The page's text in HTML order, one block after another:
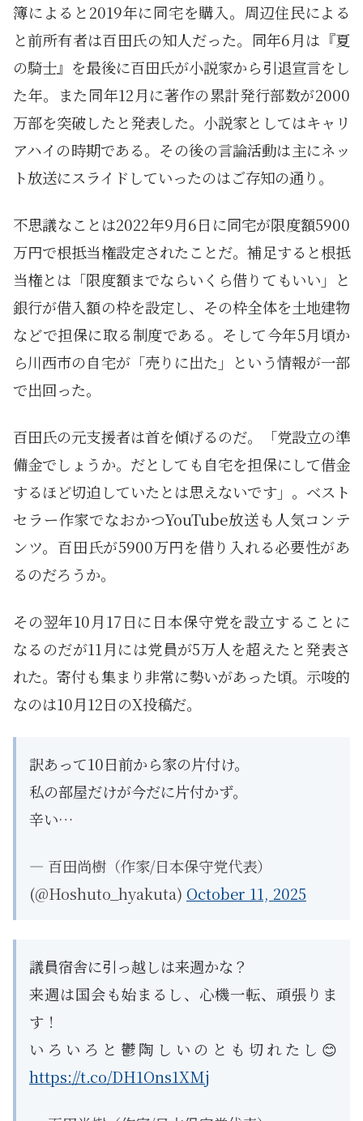
簿によると2019年に同宅を購入。周辺住民による
と前所有者は百田氏の知人だった。同年6月は『夏
の騎士』を最後に百田氏が小説家から引退宣言をし
た年。また同年12月に著作の累計発行部数が2000
万部を突破したと発表した。小説家としてはキャリ
アハイの時期である。その後の言論活動は主にネッ
ト放送にスライドしていったのはご存知の通り。
不思議なことは2022年9月6日に同宅が限度額5900
万円で根抵当権設定されたことだ。補足すると根抵
当権とは「限度額までならいくら借りてもいい」と
銀行が借入額の枠を設定し、その枠全体を土地建物
などで担保に取る制度である。そして今年5月頃か
ら川西市の自宅が「売りに出た」という情報が一部
で出回った。
百田氏の元支援者は首を傾げるのだ。「党設立の準
備金でしょうか。だとしても自宅を担保にして借金
するほど切迫していたとは思えないです」。ベスト
セラー作家でなおかつYouTube放送も人気コンテ
ンツ。百田氏が5900万円を借り入れる必要性があ
るのだろうか。
その翌年10月17日に日本保守党を設立することに
なるのだが11月には党員が5万人を超えたと発表さ
れた。寄付も集まり非常に勢いがあった頃。示唆的
なのは10月12日のX投稿だ。
訳あって10日前から家の片付け。
私の部屋だけが今だに片付かず。
辛い…
— 百田尚樹（作家/日本保守党代表）
(@Hoshuto_hyakuta) October 11, 2025
議員宿舎に引っ越しは来週かな？
来週は国会も始まるし、心機一転、頑張りま
す！
いろいろと鬱陶しいのとも切れたし😊
https://t.co/DH1Ons1XMj